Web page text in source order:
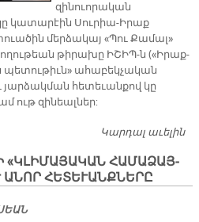
զինուորական
կատարէին Սուրիա-Իրաք
մերձակայ «Պու Քամալ»
թիրախը ԻՇԻՊ-ն («Իրաք-
ահաբեկչական
յարձակման հետեւանքով կը
ութ զինեալներ:
Կարդալ աւելին
«ԿԼԻ­ՄԱ­ՅԱ­ԿԱՆ ՀԱ­ՄԱ­ՁԱՅ­
Ա­ՆՈՐ ՀԵ­ՏԵ­ՒԱՆՔ­ՆԵ­ՐԸ